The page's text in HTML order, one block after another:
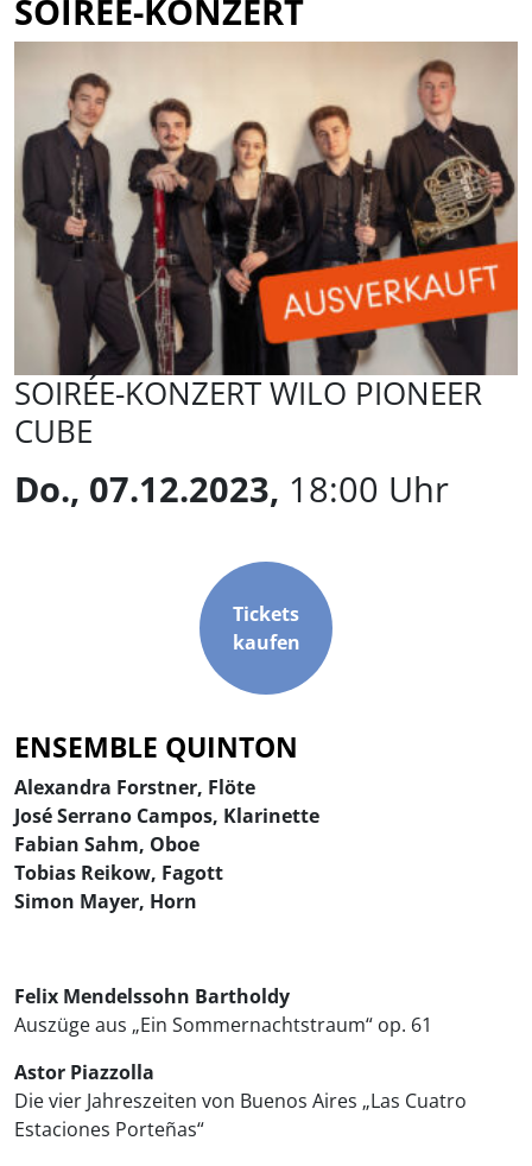
SOIRÉE-KONZERT
SOIRÉE-KONZERT WILO PIONEER
CUBE
Do., 07.12.2023, 18:00 Uhr
Tickets
kaufen
ENSEMBLE QUINTON
Alexandra Forstner, Flöte
José Serrano Campos, Klarinette
Fabian Sahm, Oboe
Tobias Reikow, Fagott
Simon Mayer, Horn
Felix Mendelssohn Bartholdy
Auszüge aus „Ein Sommernachtstraum“ op. 61
Astor Piazzolla
Die vier Jahreszeiten von Buenos Aires „Las Cuatro
Estaciones Porteñas“